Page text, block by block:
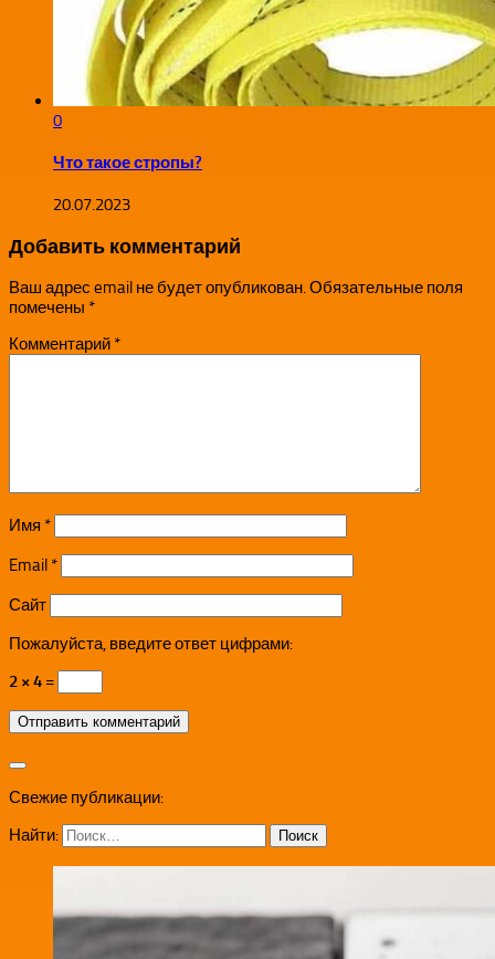
0
Что такое стропы?
20.07.2023
Добавить комментарий
Ваш адрес email не будет опубликован.Обязательные поля
помечены *
Комментарий *
Имя *
Email *
Сайт
Пожалуйста, введите ответ цифрами:
2 × 4 =
Свежие публикации:
Найти: